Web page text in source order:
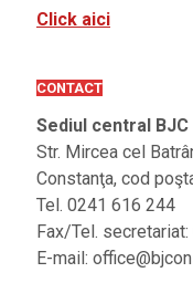
Click aici
CONTACT
Sediul central BJC
Str. Mircea cel
Constanţa, cod
Tel. 0241 616 244
Fax/Tel.
E-mail: